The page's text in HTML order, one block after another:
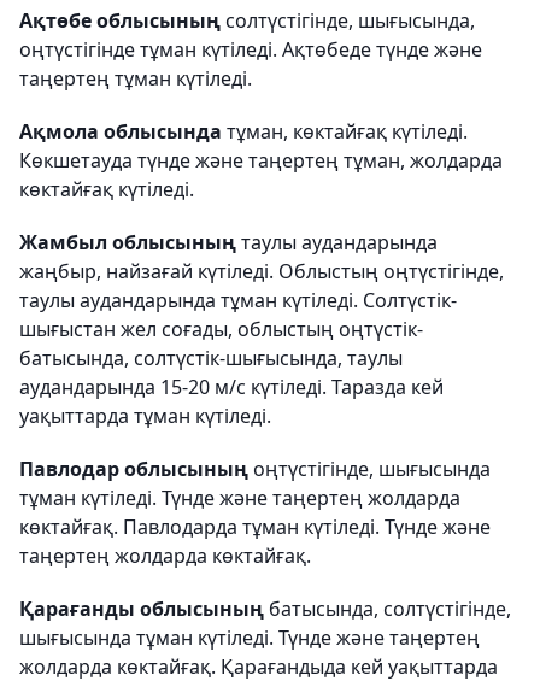
Ақтөбе облысыныңсолтүстігінде, шығысында,
оңтүстігінде тұман күтіледі. Ақтөбеде түнде және
таңертең тұман күтіледі.
Ақмола облысында тұман, көктайғақ күтіледі.
Көкшетауда түнде және таңертең тұман, жолдарда
көктайғақ күтіледі.
Жамбыл облысыныңтаулы аудандарында
жаңбыр, найзағай күтіледі. Облыстың оңтүстігінде,
таулы аудандарында тұман күтіледі. Солтүстік-
шығыстан жел соғады, облыстың оңтүстік-
батысында, солтүстік-шығысында, таулы
аудандарында 15-20 м/с күтіледі. Таразда кей
уақыттарда тұман күтіледі.
Павлодар облысыныңоңтүстігінде, шығысында
тұман күтіледі. Түнде және таңертең жолдарда
көктайғақ. Павлодарда тұман күтіледі. Түнде және
таңертең жолдарда көктайғақ.
Қарағанды облысының батысында, солтүстігінде,
шығысында тұман күтіледі. Түнде және таңертең
жолдарда көктайғақ. Қарағандыда кей уақыттарда